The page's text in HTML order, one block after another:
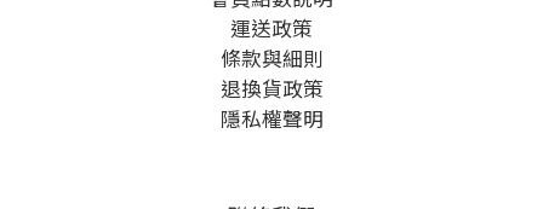
運送政策
條款與細則
退換貨政策
隱私權聲明